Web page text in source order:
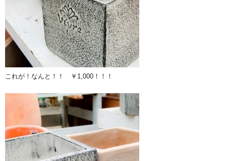
これが！なんと！！ ￥1,000！！！